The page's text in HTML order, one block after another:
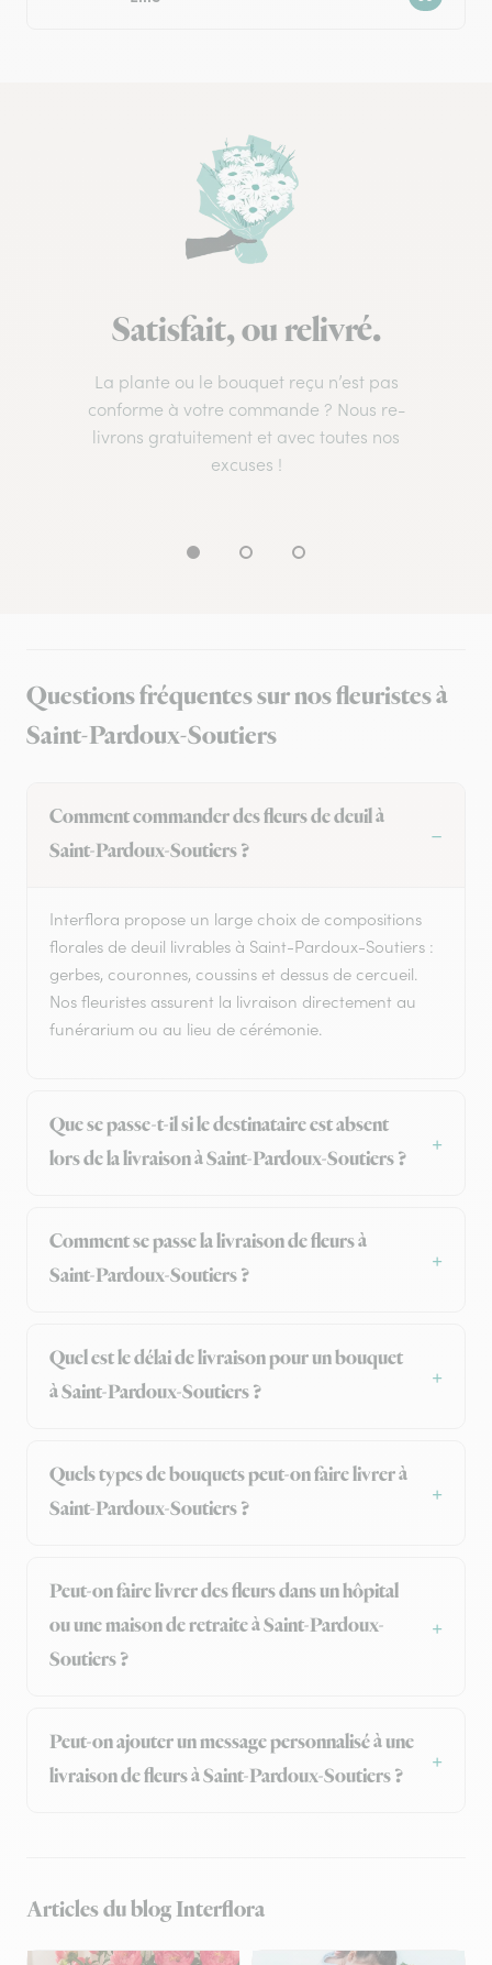
Satisfait, ou relivré.
La plante ou le bouquet reçu n’est pas
conforme à votre commande ? Nous re-
livrons gratuitement et avec toutes nos
excuses !
Questions fréquentes sur nos fleuristes à
Saint-Pardoux-Soutiers
Comment commander des fleurs de deuil à
Saint-Pardoux-Soutiers ?
Interflora propose un large choix de compositions
florales de deuil livrables à Saint-Pardoux-Soutiers :
gerbes, couronnes, coussins et dessus de cercueil.
Nos fleuristes assurent la livraison directement au
funérarium ou au lieu de cérémonie.
Que se passe-t-il si le destinataire est absent
lors de la livraison à Saint-Pardoux-Soutiers ?
Comment se passe la livraison de fleurs à
Saint-Pardoux-Soutiers ?
Quel est le délai de livraison pour un bouquet
à Saint-Pardoux-Soutiers ?
Quels types de bouquets peut-on faire livrer à
Saint-Pardoux-Soutiers ?
Peut-on faire livrer des fleurs dans un hôpital
ou une maison de retraite à Saint-Pardoux-
Soutiers ?
Peut-on ajouter un message personnalisé à une
livraison de fleurs à Saint-Pardoux-Soutiers ?
Articles du blog Interflora